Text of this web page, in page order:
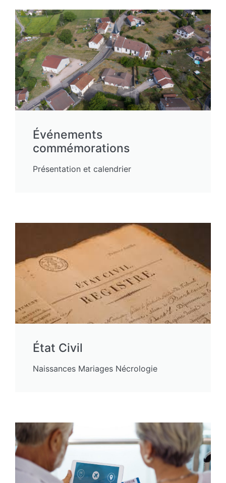
Événements
commémorations
Présentation et calendrier
État Civil
Naissances Mariages Nécrologie